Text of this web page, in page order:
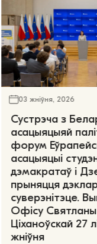
03 жніўня, 2026
Сустрэча з
асацыяцыяй
форум
асацыяцыі
дэмакратаў і
прыняцця
суверэнітэце.
Офісу Святланы
Ціханоўскай 27
жніўня